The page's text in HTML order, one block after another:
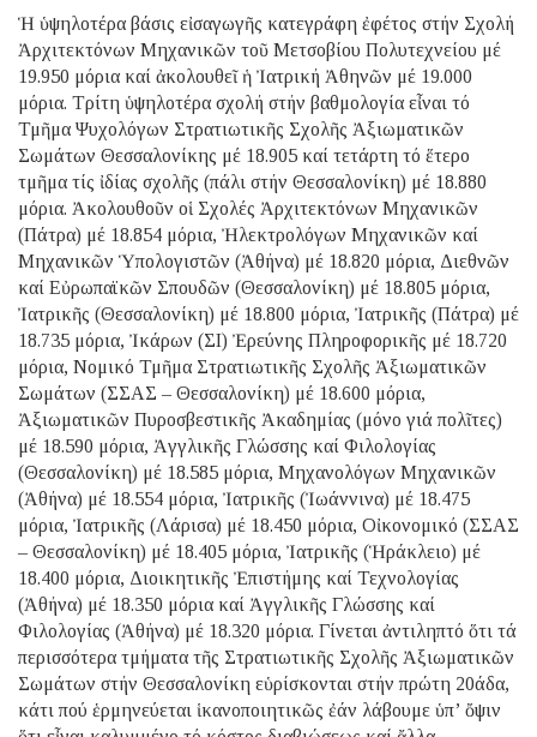
Ἡ ὑψηλοτέρα βάσις εἰσαγωγῆς κατεγράφη ἐφέτος στήν Σχολή
Ἀρχιτεκτόνων Μηχανικῶν τοῦ Μετσοβίου Πολυτεχνείου μέ
19.950 μόρια καί ἀκολουθεῖ ἡ Ἰατρική Ἀθηνῶν μέ 19.000
μόρια. Τρίτη ὑψηλοτέρα σχολή στήν βαθμολογία εἶναι τό
Τμῆμα Ψυχολόγων Στρατιωτικῆς Σχολῆς Ἀξιωματικῶν
Σωμάτων Θεσσαλονίκης μέ 18.905 καί τετάρτη τό ἕτερο
τμῆμα τίς ἰδίας σχολῆς (πάλι στήν Θεσσαλονίκη) μέ 18.880
μόρια. Ἀκολουθοῦν οἱ Σχολές Ἀρχιτεκτόνων Μηχανικῶν
(Πάτρα) μέ 18.854 μόρια, Ἠλεκτρολόγων Μηχανικῶν καί
Μηχανικῶν Ὑπολογιστῶν (Ἀθήνα) μέ 18.820 μόρια, Διεθνῶν
καί Εὐρωπαϊκῶν Σπουδῶν (Θεσσαλονίκη) μέ 18.805 μόρια,
Ἰατρικῆς (Θεσσαλονίκη) μέ 18.800 μόρια, Ἰατρικῆς (Πάτρα) μέ
18.735 μόρια, Ἰκάρων (ΣΙ) Ἐρεύνης Πληροφορικῆς μέ 18.720
μόρια, Νομικό Τμῆμα Στρατιωτικῆς Σχολῆς Ἀξιωματικῶν
Σωμάτων (ΣΣΑΣ – Θεσσαλονίκη) μέ 18.600 μόρια,
Ἀξιωματικῶν Πυροσβεστικῆς Ἀκαδημίας (μόνο γιά πολῖτες)
μέ 18.590 μόρια, Ἀγγλικῆς Γλώσσης καί Φιλολογίας
(Θεσσαλονίκη) μέ 18.585 μόρια, Μηχανολόγων Μηχανικῶν
(Ἀθήνα) μέ 18.554 μόρια, Ἰατρικῆς (Ἰωάννινα) μέ 18.475
μόρια, Ἰατρικῆς (Λάρισα) μέ 18.450 μόρια, Οἰκονομικό (ΣΣΑΣ
– Θεσσαλονίκη) μέ 18.405 μόρια, Ἰατρικῆς (Ἡράκλειο) μέ
18.400 μόρια, Διοικητικῆς Ἐπιστήμης καί Τεχνολογίας
(Ἀθήνα) μέ 18.350 μόρια καί Ἀγγλικῆς Γλώσσης καί
Φιλολογίας (Ἀθήνα) μέ 18.320 μόρια. Γίνεται ἀντιληπτό ὅτι τά
περισσότερα τμήματα τῆς Στρατιωτικῆς Σχολῆς Ἀξιωματικῶν
Σωμάτων στήν Θεσσαλονίκη εὑρίσκονται στήν πρώτη 20άδα,
κάτι πού ἑρμηνεύεται ἱκανοποιητικῶς ἐάν λάβουμε ὑπ’ ὄψιν